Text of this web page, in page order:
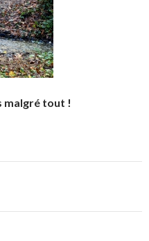
malgré tout !